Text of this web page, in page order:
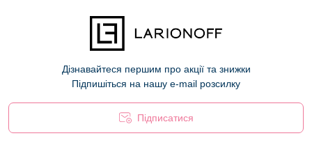
Дізнавайтеся першим про акції та знижки
Підпишіться на нашу e-mail розсилку
Підписатися